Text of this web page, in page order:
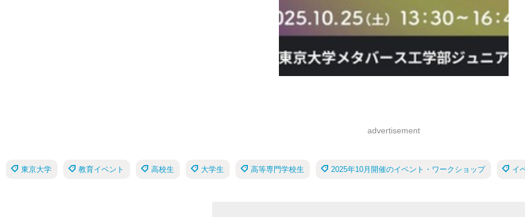
advertisement
東京大学 教育イベント 高校生 大学生 高等専門学校生 2025年10月開催のイベント・ワークショップ イ